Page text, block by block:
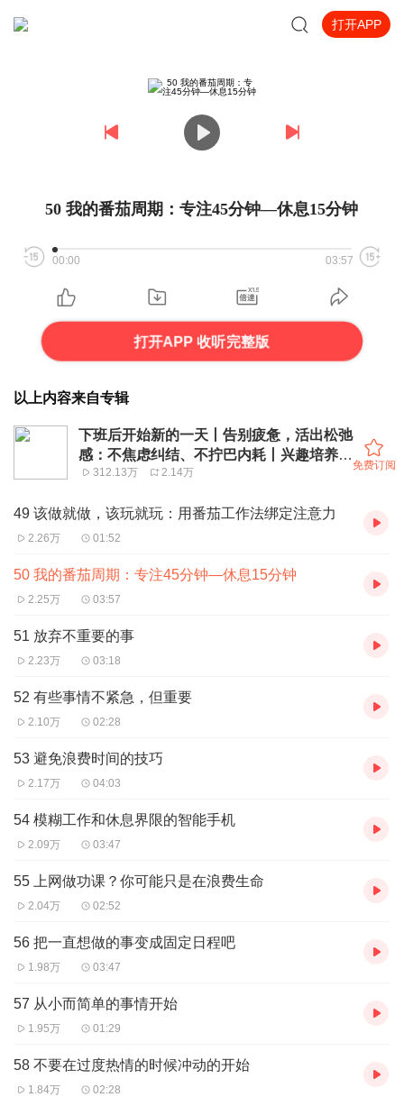
打开APP
50 我的番茄周期：专注45分钟—休息15分钟
00:00 03:57
打开APP 收听完整版
以上内容来自专辑
下班后开始新的一天丨告别疲惫，活出松弛
感：不焦虑纠结、不拧巴内耗丨兴趣培养、
副业创收
312.13万 2.14万
免费订阅
49 该做就做，该玩就玩：用番茄工作法绑定注意力
2.26万 01:52
50 我的番茄周期：专注45分钟—休息15分钟
2.25万 03:57
51 放弃不重要的事
2.23万 03:18
52 有些事情不紧急，但重要
2.10万 02:28
53 避免浪费时间的技巧
2.17万 04:03
54 模糊工作和休息界限的智能手机
2.09万 03:47
55 上网做功课？你可能只是在浪费生命
2.04万 02:52
56 把一直想做的事变成固定日程吧
1.98万 03:47
57 从小而简单的事情开始
1.95万 01:29
58 不要在过度热情的时候冲动的开始
1.84万 02:28